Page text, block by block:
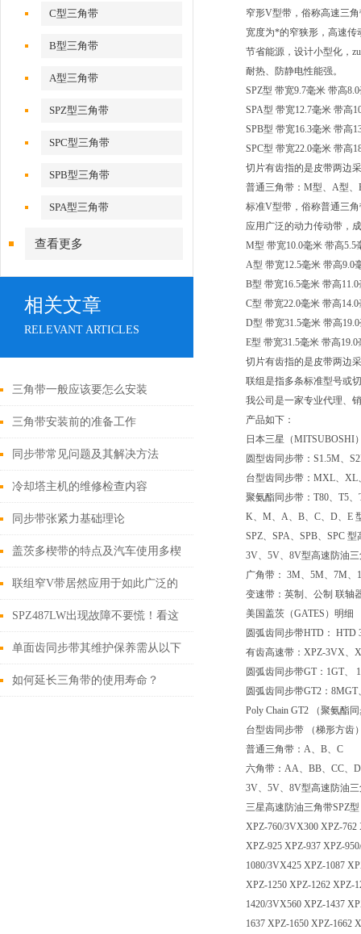
C型三角带
B型三角带
A型三角带
SPZ型三角带
SPC型三角带
SPB型三角带
SPA型三角带
查看更多
相关文章
RELEVANT ARTICLES
三角带一般应该要怎么安装
三角带安装前的准备工作
同步带常见问题及其解决方法
冷却塔主机的维修检查内容
同步带张紧力基础理论
盖茨多楔带的特点及汽车使用多楔
带的*性
联组窄V带居然应用于如此广泛的
领域
SPZ487LW出现故障不要慌！看这
里
单面齿同步带其维护保养需从以下
要点入手
如何延长三角带的使用寿命？
窄形V型带，俗称高速三
宽度为*的窄狭形，高速传
节省能源，设计小型化，
耐热、防静电性能强。
SPZ型 带宽9.7毫米 带高
SPA型 带宽12.7毫米 带高
SPB型 带宽16.3毫米 带高
SPC型 带宽22.0毫米 带高
切片有齿指的是皮带两边
普通三角带：M型、A型
标准V型带，俗称普通三
应用广泛的动力传动带，
M型 带宽10.0毫米 带高
A型 带宽12.5毫米 带高
B型 带宽16.5毫米 带高
C型 带宽22.0毫米 带高
D型 带宽31.5毫米 带高
E型 带宽31.5毫米 带高
切片有齿指的是皮带两边
联组是指多条标准型号或
我公司是一家专业代理、
产品如下：
日本三星（MITSUBOSHI
圆型齿同步带：S1.5M、
台型齿同步带：MXL、
聚氨酯同步带：T80、T5
K、M、A、B、C、D、E
SPZ、SPA、SPB、SPC
3V、5V、8V型高速防油
广角带： 3M、5M、7M、
变速带：英制、公制 联轴
美国盖茨（GATES）明细
圆弧齿同步带HTD：
有齿高速带：XPZ-3VX、
圆弧齿同步带GT：1GT、
圆弧齿同步带GT2：
Poly Chain GT2 （聚氨酯
台型齿同步带 （梯形方
普通三角带：A、B、C
六角带：AA、BB、CC、
3V、5V、8V型高速防油
三星高速防油三角带SPZ型
XPZ-760/3VX300 XPZ-762
XPZ-925 XPZ-937 XPZ-
1080/3VX425 XPZ-1087
XPZ-1250 XPZ-1262 XPZ-
1420/3VX560 XPZ-1437
1637 XPZ-1650 XPZ-1662